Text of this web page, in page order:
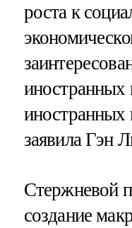
роста к
иностранных
заявила Гэн
Стержневой
создание